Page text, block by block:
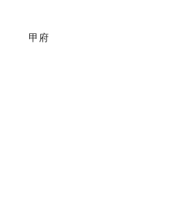
甲府